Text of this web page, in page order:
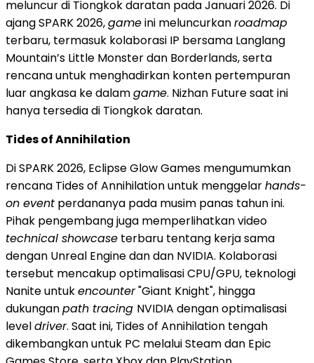
meluncur di Tiongkok daratan pada Januari 2026. Di
ajang SPARK 2026,gameini meluncurkanroadmap
terbaru, termasuk kolaborasi IP bersama Langlang
Mountain’s Little Monster dan Borderlands, serta
rencana untuk menghadirkan konten pertempuran
luar angkasa ke dalamgame. Nizhan Future saat ini
hanya tersedia di Tiongkok daratan.
Tides of Annihilation
Di SPARK 2026, Eclipse Glow Games mengumumkan
rencana Tides of Annihilation untuk menggelarhands-
on event perdananya pada musim panas tahun ini.
Pihak pengembang juga memperlihatkan video
technical showcase terbaru tentang kerja sama
dengan Unreal Engine dan dan NVIDIA. Kolaborasi
tersebut mencakup optimalisasi CPU/GPU, teknologi
Nanite untukencounter"Giant Knight", hingga
dukunganpath tracing NVIDIA dengan optimalisasi
leveldriver. Saat ini, Tides of Annihilation tengah
dikembangkan untuk PC melalui Steam dan Epic